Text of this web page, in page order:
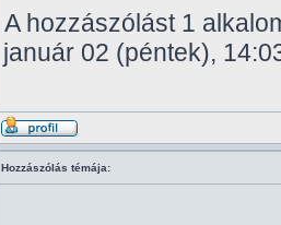
A hozzászólást 1
január 02 (péntek),
Hozzászólás témája: